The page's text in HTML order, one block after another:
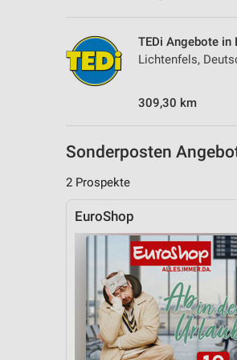
TEDi Angebote in
Lichtenfels,
309,30 km
Sonderposten
2 Prospekte
EuroShop